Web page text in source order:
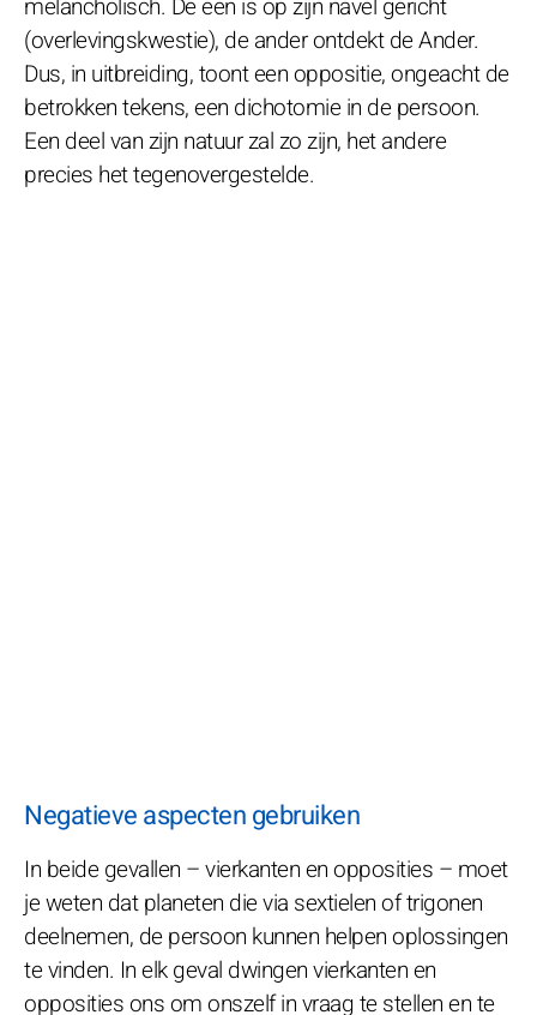
(overlevingskwestie), de ander ontdekt de Ander.
Dus, in uitbreiding, toont een oppositie, ongeacht de
betrokken tekens, een dichotomie in de persoon.
Een deel van zijn natuur zal zo zijn, het andere
precies het tegenovergestelde.
Negatieve aspecten gebruiken
In beide gevallen – vierkanten en opposities – moet
je weten dat planeten die via sextielen of trigonen
deelnemen, de persoon kunnen helpen oplossingen
te vinden. In elk geval dwingen vierkanten en
opposities ons om onszelf in vraag te stellen en te